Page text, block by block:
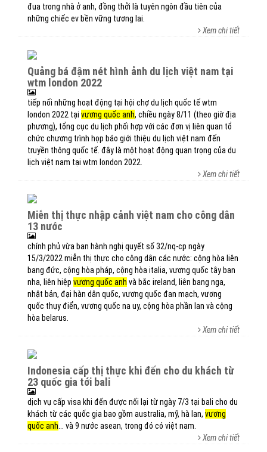
đua trong nhà ở anh, đồng thởi là tuyên ngôn đầu tiên của
những chiếc ev bền vững tương lai.
Xem chi tiết
quảng bá đậm nét hình ảnh du lịch việt nam tại
wtm london 2022
tiếp nối những hoạt động tại hội chợ du lịch quốc tế wtm
london 2022 tại vương quốc anh, chiều ngày 8/11 (theo giờ địa
phương), tổng cục du lịch phối hợp với các đơn vị liên quan tổ
chức chương trình họp báo giới thiệu du lịch việt nam đến
truyền thông quốc tế. đây là một hoạt động quan trọng của du
lịch việt nam tại wtm london 2022.
Xem chi tiết
miễn thị thực nhập cảnh việt nam cho công dân
13 nước
chính phủ vừa ban hành nghị quyết số 32/nq-cp ngày
15/3/2022 miễn thị thực cho công dân các nước: cộng hòa liên
bang đức, cộng hòa pháp, cộng hòa italia, vương quốc tây ban
nha, liên hiệp vương quốc anh và bắc ireland, liên bang nga,
nhật bản, đại hàn dân quốc, vương quốc đan mạch, vương
quốc thụy điển, vương quốc na uy, cộng hòa phần lan và cộng
hòa belarus.
Xem chi tiết
indonesia cấp thị thực khi đến cho du khách từ
23 quốc gia tới bali
dịch vụ cấp visa khi đến được nối lại từ ngày 7/3 tại bali cho du
khách từ các quốc gia bao gồm australia, mỹ, hà lan, vương
quốc anh ... và 9 nước asean, trong đó có việt nam.
Xem chi tiết